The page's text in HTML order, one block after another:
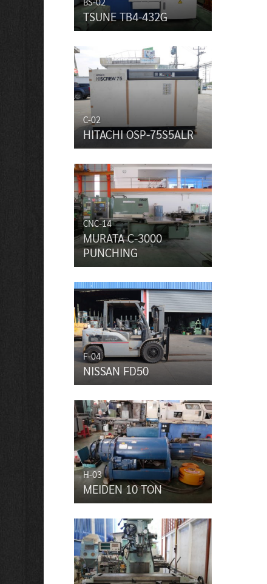
TSUNE TB4-432G
C-02
HITACHI OSP-75S5ALR
CNC-14
MURATA C-3000
PUNCHING
F-04
NISSAN FD50
H-03
MEIDEN 10 TON